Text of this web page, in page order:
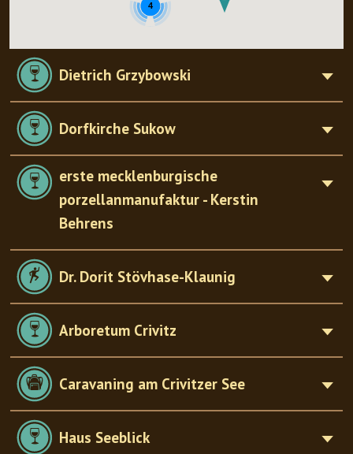
4
Dietrich Grzybowski
Dorfkirche Sukow
erste mecklenburgische
porzellanmanufaktur - Kerstin
Behrens
Dr. Dorit Stövhase-Klaunig
Arboretum Crivitz
Caravaning am Crivitzer See
Haus Seeblick